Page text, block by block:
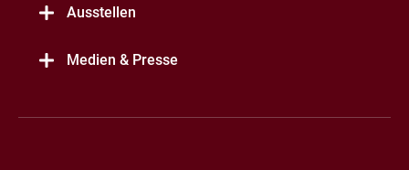
Ausstellen
Medien & Presse